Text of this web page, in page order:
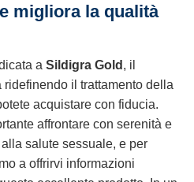
migliora la qualità
a Sildigra Gold , il
il trattamento della
acquistare con fiducia.
affrontare con serenità e
salute sessuale, e per
a offrirvi informazioni